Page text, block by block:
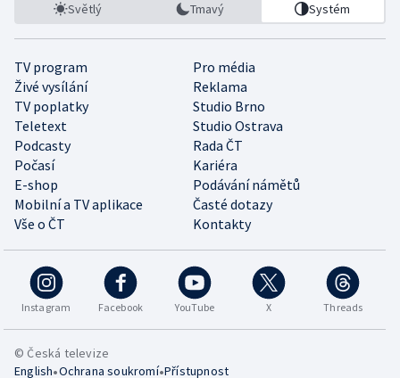
Světlý Tmavý Systém
TV program
Pro média
Živé vysílání
Reklama
TV poplatky
Studio Brno
Teletext
Studio Ostrava
Podcasty
Rada ČT
Počasí
Kariéra
E-shop
Podávání námětů
Mobilní a TV aplikace
Časté dotazy
Vše o ČT
Kontakty
Instagram Facebook YouTube X Threads
© Česká televize
English•Ochrana soukromí•Přístupnost